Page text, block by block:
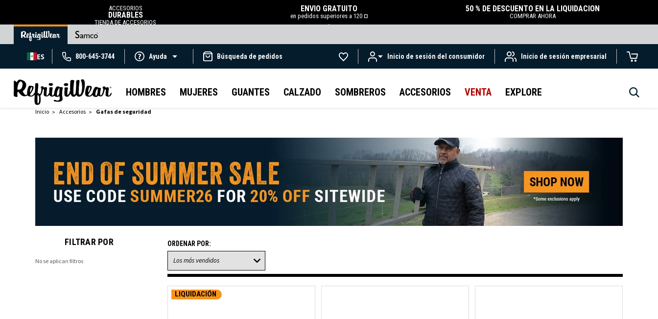
ACCESORIOS
DURABLES
TIENDA DE ACCESORIOS
ENVÍO GRATUITO
en pedidos superiores a 120 ¤
.
50 % DE DESCUENTO EN LA LIQUIDACIÓN
COMPRAR AHORA
ES 800-645-3744 Ayuda Búsqueda de pedidos Inicio de sesión del consumidor Inicio de sesión empresarial
HOMBRES MUJERES GUANTES CALZADO SOMBREROS ACCESORIOS VENTA EXPLORE
Inicio Accesorios Gafas de seguridad
FILTRAR POR
No se aplican filtros
ORDENAR POR:
LIQUIDACIÓN